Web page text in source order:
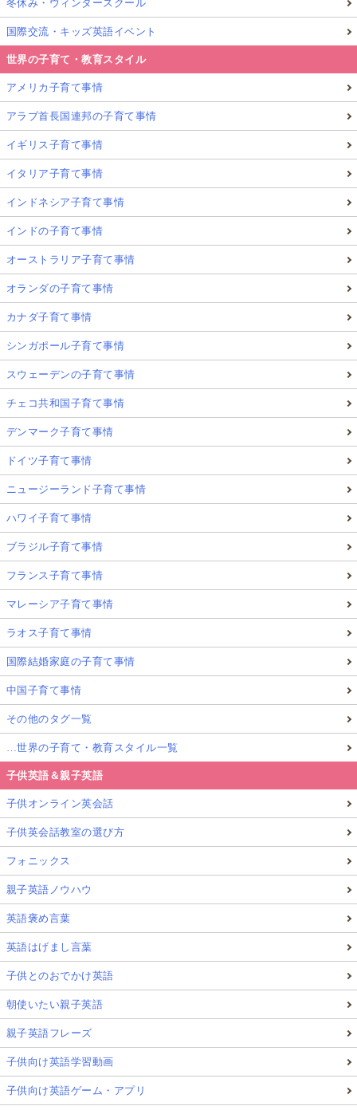
冬休み・ウィンタースクール
国際交流・キッズ英語イベント
世界の子育て・教育スタイル
アメリカ子育て事情
アラブ首長国連邦の子育て事情
イギリス子育て事情
イタリア子育て事情
インドネシア子育て事情
インドの子育て事情
オーストラリア子育て事情
オランダの子育て事情
カナダ子育て事情
シンガポール子育て事情
スウェーデンの子育て事情
チェコ共和国子育て事情
デンマーク子育て事情
ドイツ子育て事情
ニュージーランド子育て事情
ハワイ子育て事情
ブラジル子育て事情
フランス子育て事情
マレーシア子育て事情
ラオス子育て事情
国際結婚家庭の子育て事情
中国子育て事情
その他のタグ一覧
…世界の子育て・教育スタイル一覧
子供英語＆親子英語
子供オンライン英会話
子供英会話教室の選び方
フォニックス
親子英語ノウハウ
英語褒め言葉
英語はげまし言葉
子供とのおでかけ英語
朝使いたい親子英語
親子英語フレーズ
子供向け英語学習動画
子供向け英語ゲーム・アプリ